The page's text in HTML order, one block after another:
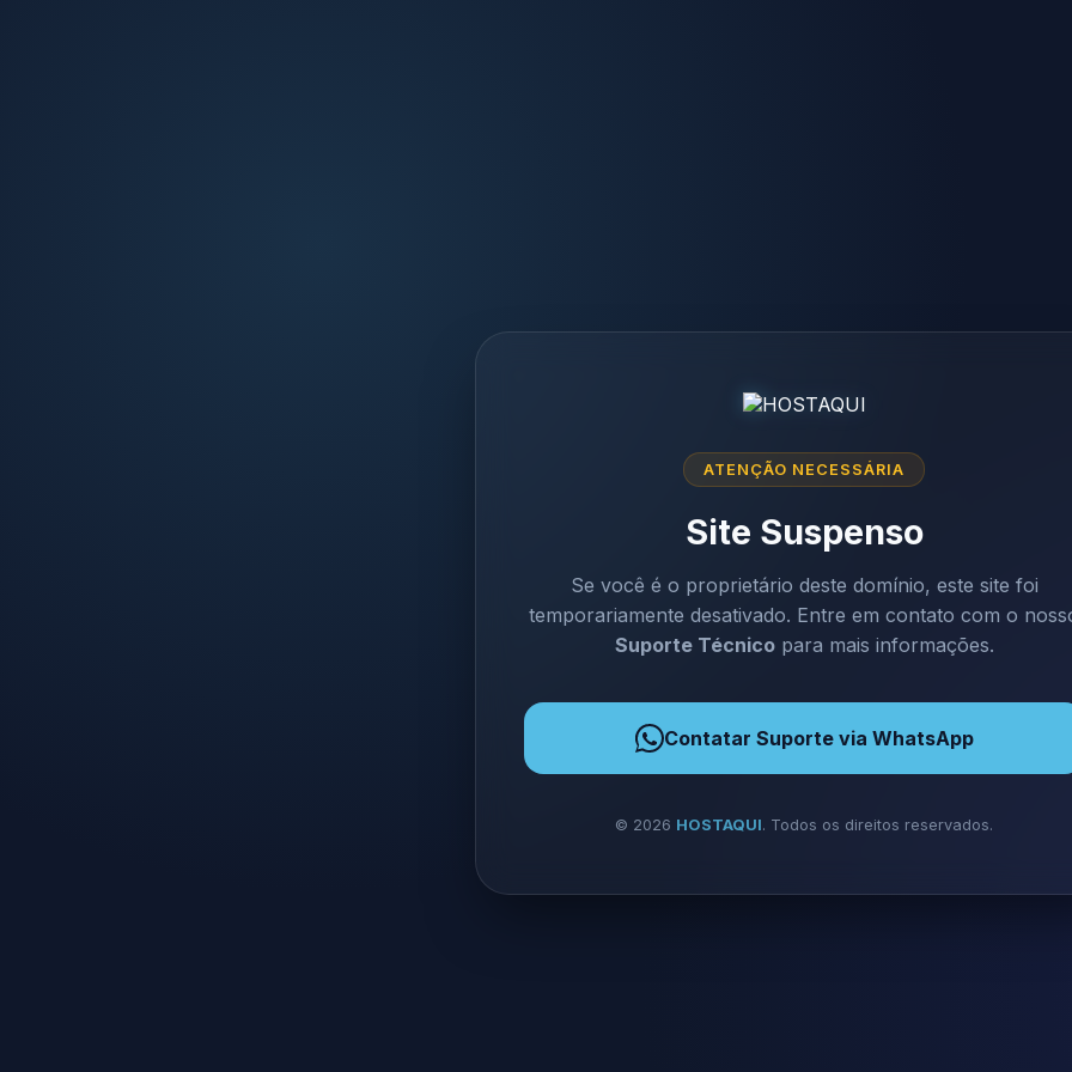
ATENÇÃO NECESSÁRIA
Site Suspenso
Se você é o proprietário deste domínio, este site foi
temporariamente desativado. Entre em contato com o
Suporte Técnicopara mais informações.
Contatar Suporte via WhatsApp
© 2026 HOSTAQUI. Todos os direitos reservados.